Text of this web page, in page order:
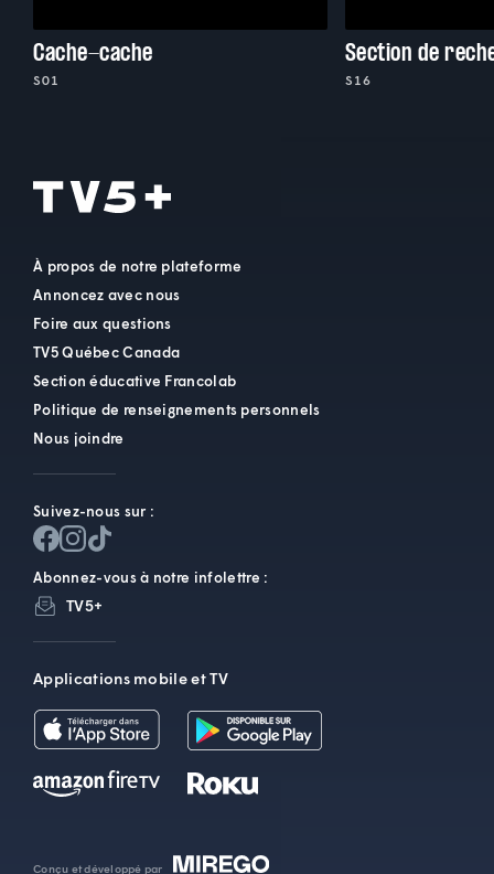
Cache-cache
S01
Section de
S16
À propos de notre plateforme
Annoncez avec nous
Foire aux questions
TV5 Québec Canada
Section éducative Francolab
Politique de renseignements personnels
Nous joindre
Suivez-nous sur :
Abonnez-vous à notre infolettre :
TV5+
Applications mobile et TV
Conçu et développé par